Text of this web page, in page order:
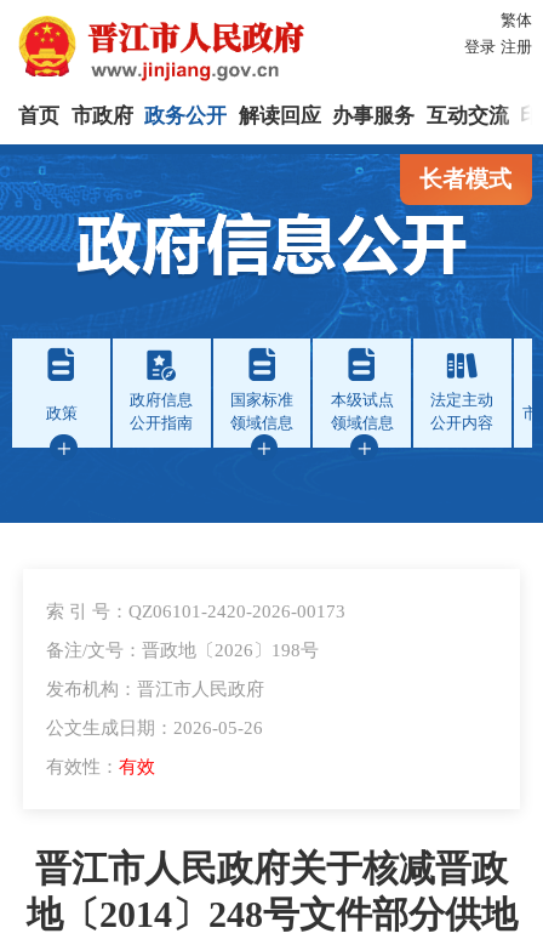
繁体
登录 注册
首页 市政府 政务公开 解读回应 办事服务 互动交流
长者模式
政策
政府信息
公开指南
国家标准
领域信息
本级试点
领域信息
法定主动
公开内容
市
索 引 号：QZ06101-2420-2026-00173
备注/文号：晋政地〔2026〕198号
发布机构：晋江市人民政府
公文生成日期：2026-05-26
有效性： 有效
晋江市人民政府关于核减晋政
地〔2014〕248号文件部分供地